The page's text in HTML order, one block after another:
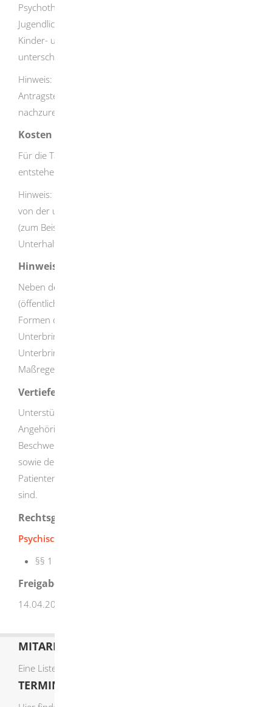
Psychotherapie unterschrieben sein. Bei Kindern und
Jugendlichen muss eine Fachärztin oder ein Facharzt für
Kinder- und Jugendpsychiatrie und -psychotherapie
unterschreiben.
Hinweis: Liegt ein Zeugnis zum Zeitpunkt der
Antragstellung noch nicht vor, ist es schnellst möglich
nachzureichen.
Kosten
Für die Tätigkeiten der unteren Verwaltungsbehörden
entstehen keine Kosten.
Hinweis: Die Kosten für die Unterbringung selbst müssen
von der untergebrachten Person, ihrem Kostenträger
(zum Beispiel der Krankenkasse) oder den
Unterhaltspflichtigen getragen werden.
Hinweise
Neben der Unterbringung nach dem PsychKHG
(öffentlich-rechtliche Unterbringung) bestehen weitere
Formen der Unterbringung, zum Beispiel die
Unterbringung nach dem BGB (zivilrechtliche
Unterbringung) oder die Unterbringung im
Maßregelvollzug.
Vertiefende Informationen
Unterstützung erhalten Betroffene und deren
Angehörigen bei den Informations-, Beratungs- und
Beschwerdestellen (IBB-Stellen) der Stadt- und Landkreise
sowie den Patientenfürsprecherinnen und
Patientenfürsprechern, die ebenfalls Teil der IBB-Stellen
sind.
Rechtsgrundlage
Psychisch-Kranken-Hilfe-Gesetz (PsychKHG)
§§ 1 - 31
Freigabevermerk
14.04.2026 Sozialministerium Baden-Württemberg
MITARBEITERLISTE
Eine Liste der Mitarbeiter von A-Z finden Sie
TERMIN ONLINE BUCHEN